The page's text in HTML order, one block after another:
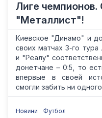
Лиге чемпионов.
"Металлист"!
Киевское "Динамо" и
своих матчах 3-го
и "Реалу"
донетчане – 0:5, то
впервые в своей
смогли забить ни
Новини Футбол